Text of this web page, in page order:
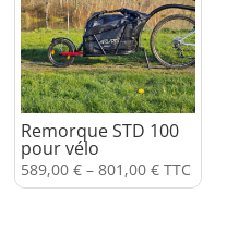
Remorque STD 100
pour vélo
589,00€ –801,00€ TTC